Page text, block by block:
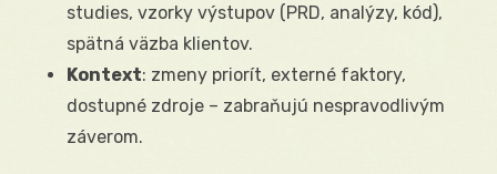
studies, vzorky výstupov (PRD, analýzy, kód),
spätná väzba klientov.
Kontext: zmeny priorít, externé faktory,
dostupné zdroje – zabraňujú nespravodlivým
záverom.